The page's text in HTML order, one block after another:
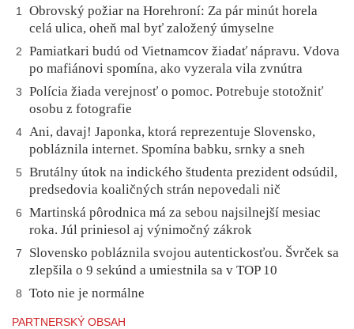
1
Obrovský požiar na Horehroní: Za pár minút horela
celá ulica, oheň mal byť založený úmyselne
2
Pamiatkari budú od Vietnamcov žiadať nápravu. Vdova
po mafiánovi spomína, ako vyzerala vila zvnútra
3
Polícia žiada verejnosť o pomoc. Potrebuje stotožniť
osobu z fotografie
4 Ani, davaj! Japonka, ktorá reprezentuje Slovensko,
pobláznila internet. Spomína babku, srnky a sneh
5
Brutálny útok na indického študenta prezident odsúdil,
predsedovia koaličných strán nepovedali nič
6
Martinská pôrodnica má za sebou najsilnejší mesiac
roka. Júl priniesol aj výnimočný zákrok
7
Slovensko pobláznila svojou autentickosťou. Švrček sa
zlepšila o 9 sekúnd a umiestnila sa v TOP 10
8 Toto nie je normálne
PARTNERSKÝ OBSAH